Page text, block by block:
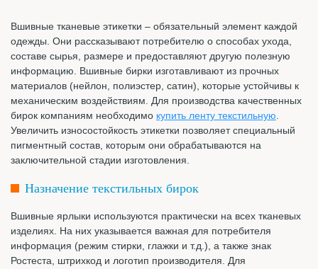
Вшивные тканевые этикетки – обязательный элемент каждой
одежды. Они рассказывают потребителю о способах ухода,
составе сырья, размере и предоставляют другую полезную
информацию. Вшивные бирки изготавливают из прочных
материалов (нейлон, полиэстер, сатин), которые устойчивы к
механическим воздействиям. Для производства качественных
бирок компаниям необходимо купить ленту текстильную.
Увеличить износостойкость этикетки позволяет специальный
пигментный состав, которым они обрабатываются на
заключительной стадии изготовления.
Назначение текстильных бирок
Вшивные ярлыки используются практически на всех тканевых
изделиях. На них указывается важная для потребителя
информация (режим стирки, глажки и т.д.), а также знак
Ростеста, штрихкод и логотип производителя. Для